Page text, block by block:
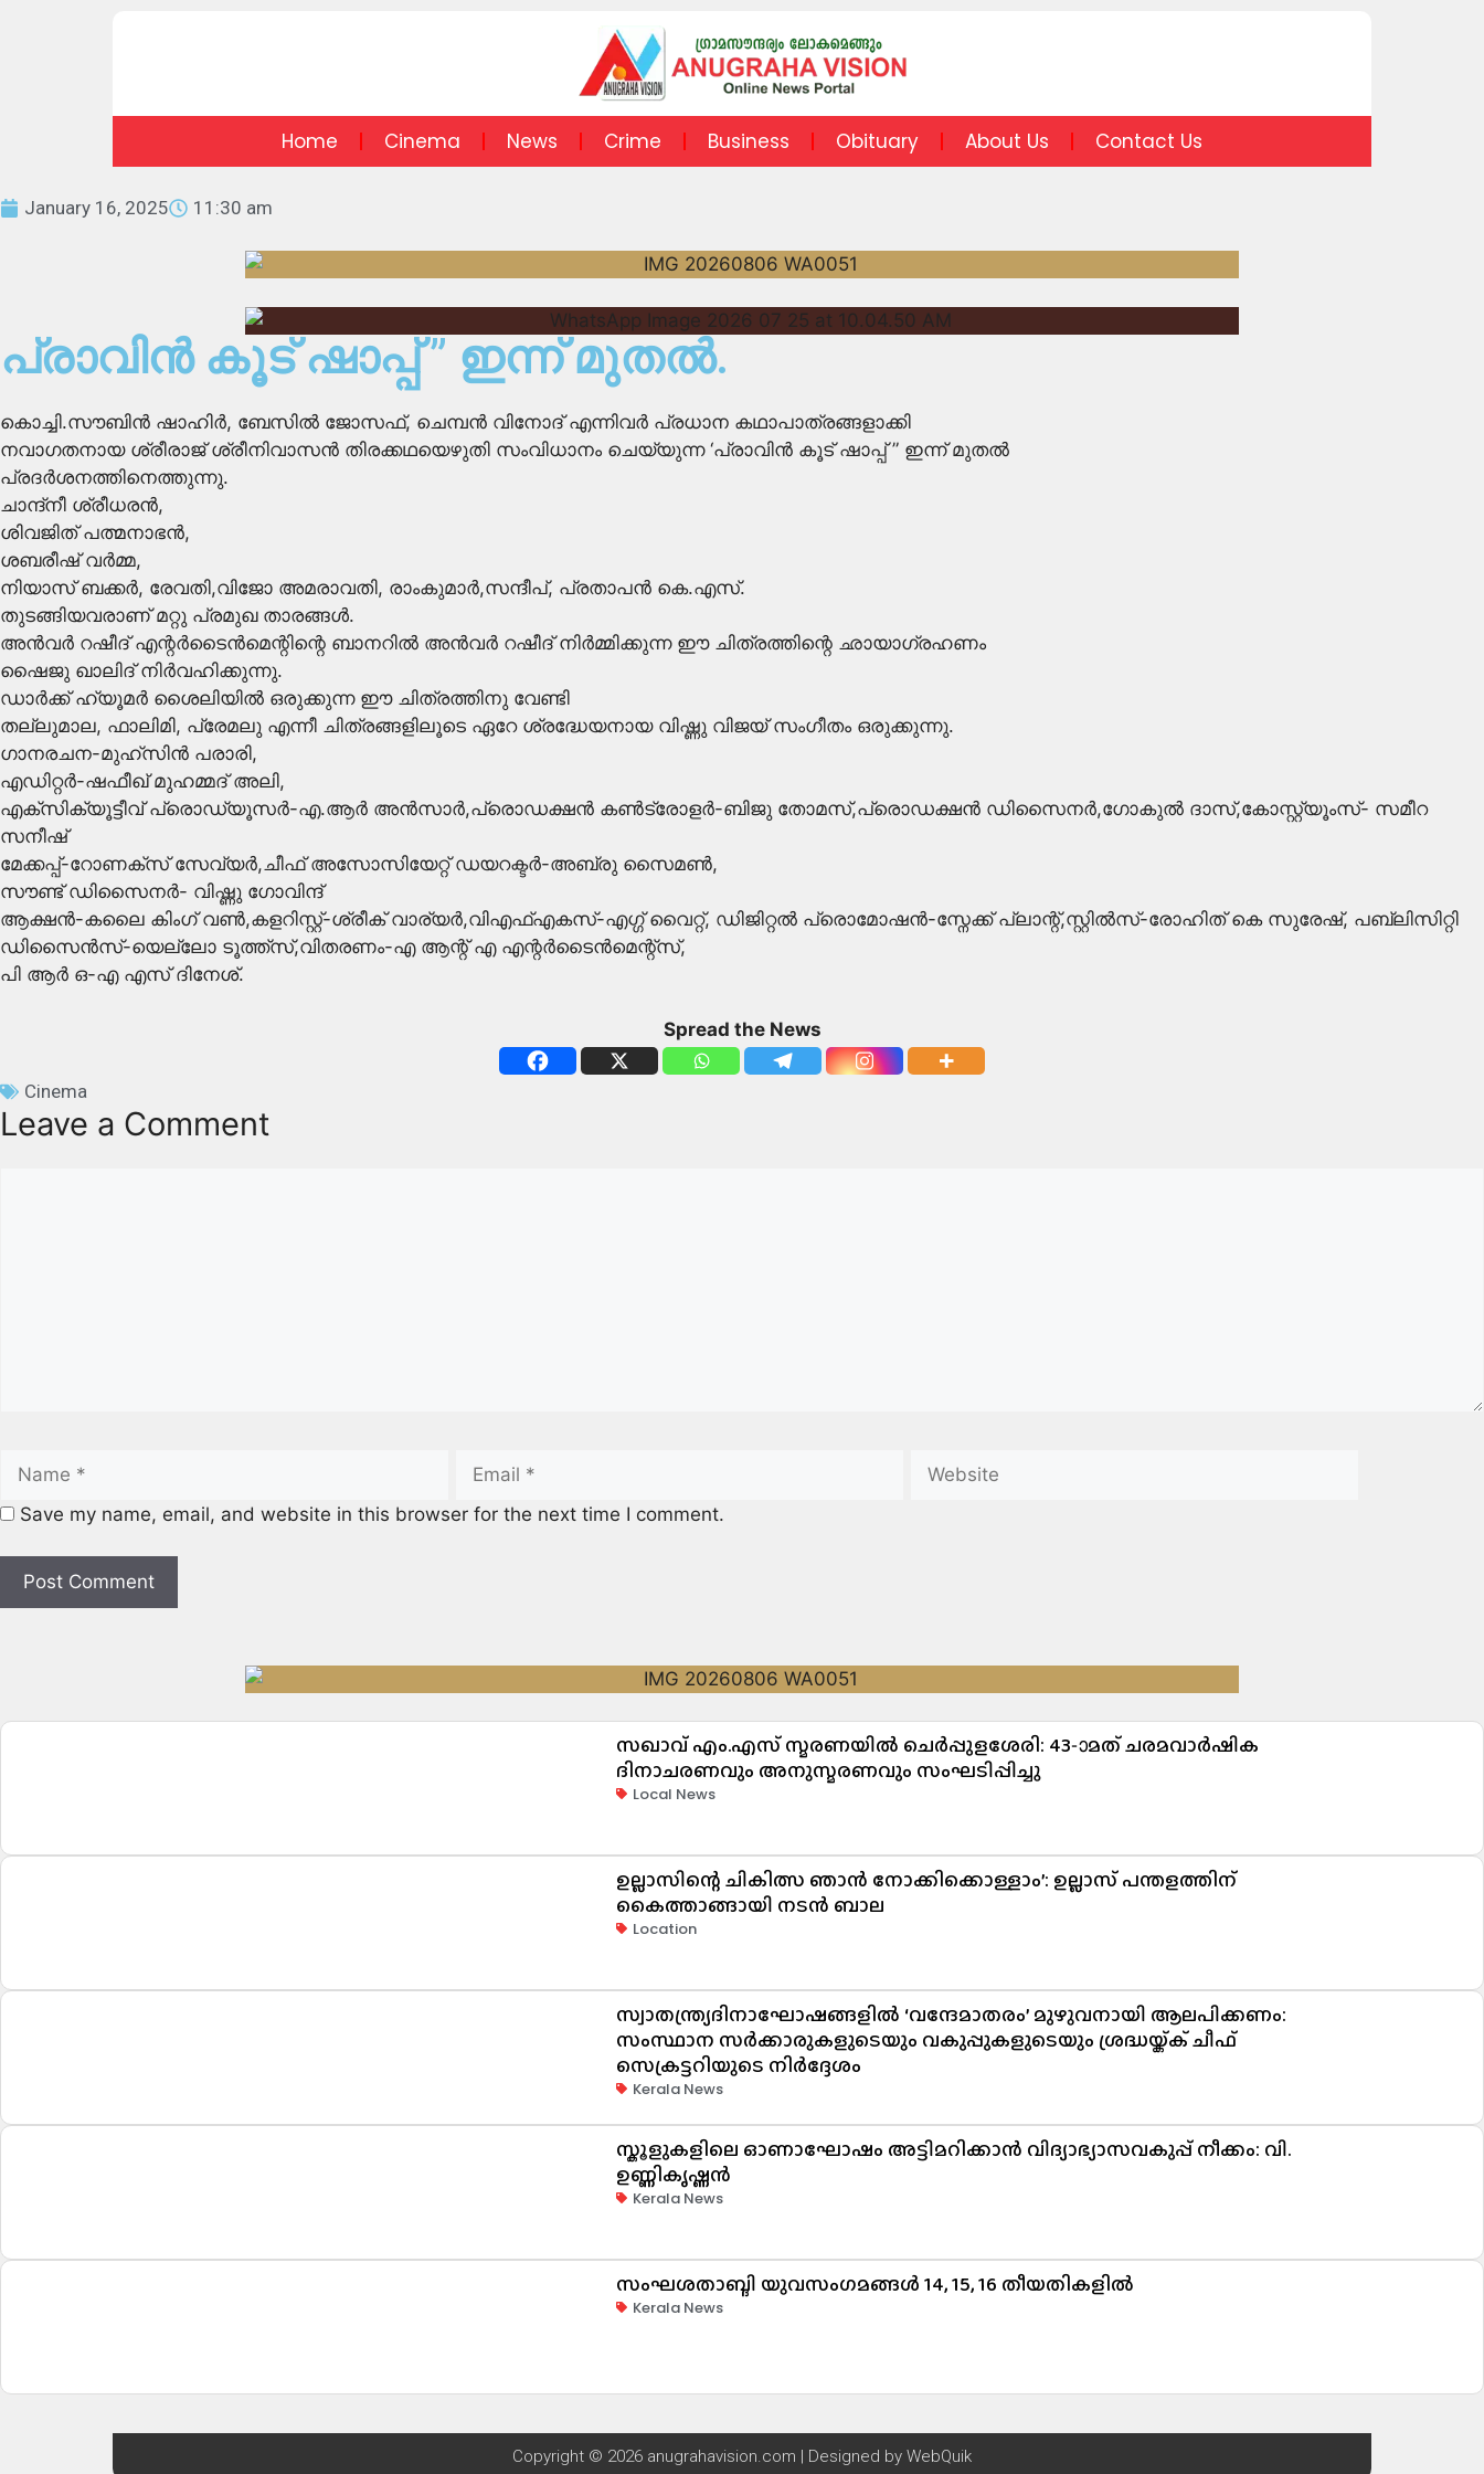
Home Cinema News Crime Business Obituary About Us Contact Us
January 16, 2025 11:30 am
പ്രാവിൻ കൂട് ഷാപ്പ് ” ഇന്ന് മുതൽ.
കൊച്ചി.സൗബിൻ ഷാഹിർ, ബേസിൽ ജോസ‌ഫ്, ചെമ്പൻ വിനോദ് എന്നിവർ പ്രധാന കഥാപാത്രങ്ങളാക്കി
നവാഗതനായ ശ്രീരാജ് ശ്രീനിവാസൻ തിരക്കഥയെഴുതി സംവിധാനം ചെയ്യുന്ന ‘പ്രാവിൻ കൂട് ഷാപ്പ് ” ഇന്ന് മുതൽ
പ്രദർശനത്തിനെത്തുന്നു.
ചാന്ദ്‌നീ ശ്രീധരൻ,
ശിവജിത് പത്മനാഭൻ,
ശബരീഷ് വർമ്മ,
നിയാസ് ബക്കർ, രേവതി,വിജോ അമരാവതി, രാംകുമാർ,സന്ദീപ്, പ്രതാപൻ കെ.എസ്.
തുടങ്ങിയവരാണ് മറ്റു പ്രമുഖ താരങ്ങൾ.
അൻവർ റഷീദ് എന്റര്‍ടൈന്‍മെന്റിന്റെ ബാനറിൽ അൻവർ റഷീദ് നിർമ്മിക്കുന്ന ഈ ചിത്രത്തിന്റെ ഛായാഗ്രഹണം
ഷൈജു ഖാലിദ് നിർവഹിക്കുന്നു.
ഡാര്‍ക്ക്‌ ഹ്യൂമര്‍ ശൈലിയിൽ ഒരുക്കുന്ന ഈ ചിത്രത്തിനു വേണ്ടി
തല്ലുമാല, ഫാലിമി, പ്രേമലു എന്നീ ചിത്രങ്ങളിലൂടെ ഏറേ ശ്രദ്ധേയനായ വിഷ്ണു വിജയ്‌ സംഗീതം ഒരുക്കുന്നു.
ഗാനരചന-മുഹ്സിൻ പരാരി,
എഡിറ്റർ-ഷഫീഖ് മുഹമ്മദ് അലി,
എക്സിക്യൂട്ടീവ് പ്രൊഡ്യൂസർ-എ.ആര്‍ അന്‍സാർ,പ്രൊഡക്ഷന്‍ കണ്‍ട്രോളർ-ബിജു തോമസ്‌,പ്രൊഡക്ഷന്‍ ഡിസൈനർ,ഗോകുല്‍ ദാസ്,കോസ്റ്റ്യൂംസ്- സമീറ
സനീഷ്
മേക്കപ്പ്-റോണക്സ്‌ സേവ്യർ,ചീഫ് അസോസിയേറ്റ് ഡയറക്ടർ-അബ്രു സൈമണ്‍,
സൗണ്ട് ഡിസൈനർ- വിഷ്ണു ഗോവിന്ദ്
ആക്ഷൻ-കലൈ കിംഗ് വൺ,കളറിസ്റ്റ്-ശ്രീക് വാര്യർ,വിഎഫ്എകസ്-എഗ്ഗ് വൈറ്റ്, ഡിജിറ്റൽ പ്രൊമോഷൻ-സ്നേക്ക് പ്ലാന്റ്,സ്റ്റില്‍സ്-രോഹിത് കെ സുരേഷ്, പബ്ലിസിറ്റി
ഡിസൈന്‍സ്-യെല്ലോ ടൂത്ത്സ്,വിതരണം-എ ആന്റ് എ എന്റര്‍ടൈന്‍മെന്റ്സ്,
പി ആർ ഒ-എ എസ് ദിനേശ്.
Spread the News
Cinema
Leave a Comment
Save my name, email, and website in this browser for the next time I comment.
സഖാവ് എം.എസ് സ്മരണയിൽ ചെർപ്പുളശേരി: 43-ാമത് ചരമവാർഷിക
ദിനാചരണവും അനുസ്മരണവും സംഘടിപ്പിച്ചു
Local News
ഉല്ലാസിന്റെ ചികിത്സ ഞാൻ നോക്കിക്കൊള്ളാം’: ഉല്ലാസ് പന്തളത്തിന്
കൈത്താങ്ങായി നടൻ ബാല
Location
സ്വാതന്ത്ര്യദിനാഘോഷങ്ങളിൽ ‘വന്ദേമാതരം’ മുഴുവനായി ആലപിക്കണം:
സംസ്ഥാന സർക്കാരുകളുടെയും വകുപ്പുകളുടെയും ശ്രദ്ധയ്ക്ക് ചീഫ്
സെക്രട്ടറിയുടെ നിർദ്ദേശം
Kerala News
സ്കൂളുകളിലെ ഓണാഘോഷം അട്ടിമറിക്കാൻ വിദ്യാഭ്യാസവകുപ്പ് നീക്കം: വി.
ഉണ്ണികൃഷ്ണൻ
Kerala News
സംഘശതാബ്ദി യുവസംഗമങ്ങള്‍ 14, 15, 16 തീയതികളില്‍
Kerala News
Copyright © 2026 anugrahavision.com | Designed by WebQuik